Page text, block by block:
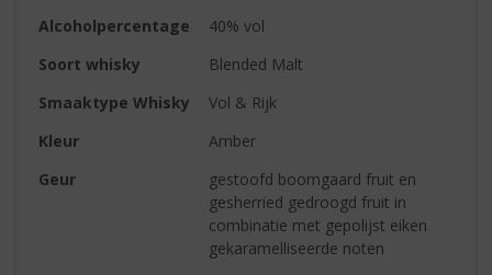
Alcoholpercentage
40% vol
Soort whisky
Blended Malt
Smaaktype Whisky
Vol & Rijk
Kleur
Amber
Geur
gestoofd boomgaard fruit en
gesherried gedroogd fruit in
combinatie met gepolijst eiken
gekaramelliseerde noten